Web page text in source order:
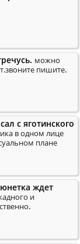
можно
пишите.
с яготинского
в одном лице
плане
или мужчину
ждет
и
.